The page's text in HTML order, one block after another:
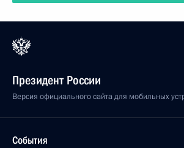
Президент России
Версия официального сайта для мобильных
События